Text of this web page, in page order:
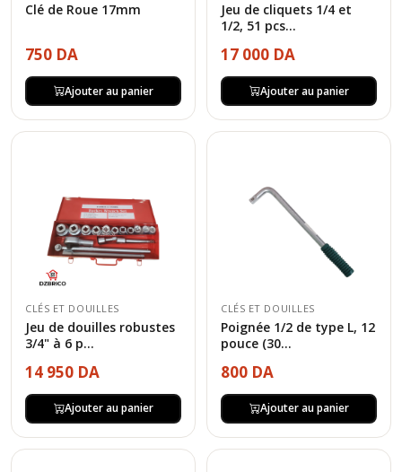
Clé de Roue 17mm
750 DA
Ajouter au panier
Jeu de cliquets 1/4 et
1/2, 51 pcs...
17 000 DA
Ajouter au panier
CLÉS ET DOUILLES
Jeu de douilles robustes
3/4" à 6 p...
14 950 DA
Ajouter au panier
CLÉS ET DOUILLES
Poignée 1/2 de type L, 12
pouce (30...
800 DA
Ajouter au panier